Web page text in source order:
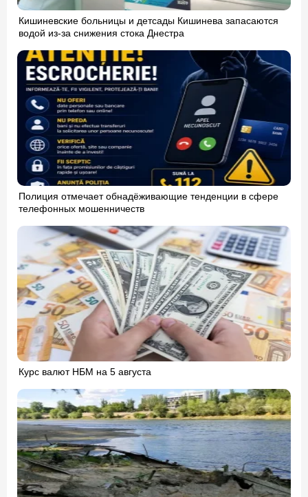
Кишиневские больницы и детсады Кишинева запасаются
водой из-за снижения стока Днестра
Полиция отмечает обнадёживающие тенденции в сфере
телефонных мошенничеств
Курс валют НБМ на 5 августа